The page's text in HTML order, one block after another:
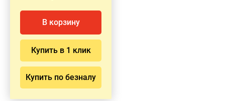
В корзину
Купить в 1 клик
Купить по безналу